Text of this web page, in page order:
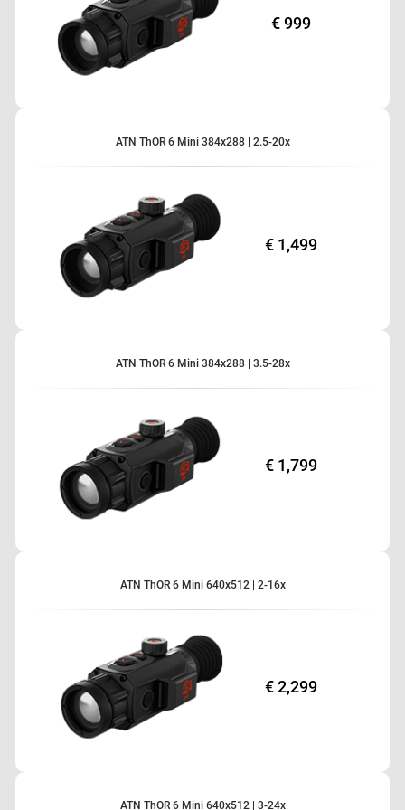
€ 999
ATN ThOR 6 Mini 384x288 | 2.5-20x
€ 1,499
ATN ThOR 6 Mini 384x288 | 3.5-28x
€ 1,799
ATN ThOR 6 Mini 640x512 | 2-16x
€ 2,299
ATN ThOR 6 Mini 640x512 | 3-24x